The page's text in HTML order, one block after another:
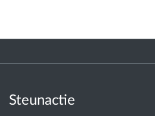
Steunactie